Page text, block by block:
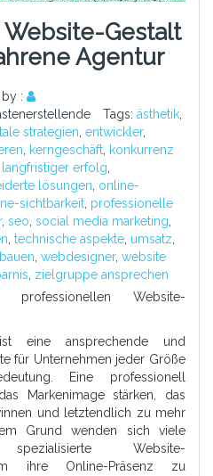
Gestalt
Agentur
by :
Tags: ästhetik,
strategien, entwickler,
, kerngeschäft, konkurrenz
langfristiger erfolg,
lösungen, online-
sichtbarkeit, professionelle
, seo, social media marketing,
, technische aspekte, umsatz,
, webdesigner, website
, zielgruppe ansprechen
Website-
eine ansprechende und
für Unternehmen jeder Größe
Eine professionell
Markenimage stärken, das
und letztendlich zu mehr
Grund wenden sich viele
Website-
ihre Online-Präsenz zu